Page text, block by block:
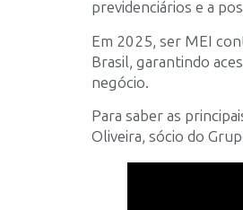
previdenciários e a
Em 2025, ser MEI
Brasil, garantindo
negócio.
Para saber as
Oliveira, sócio do